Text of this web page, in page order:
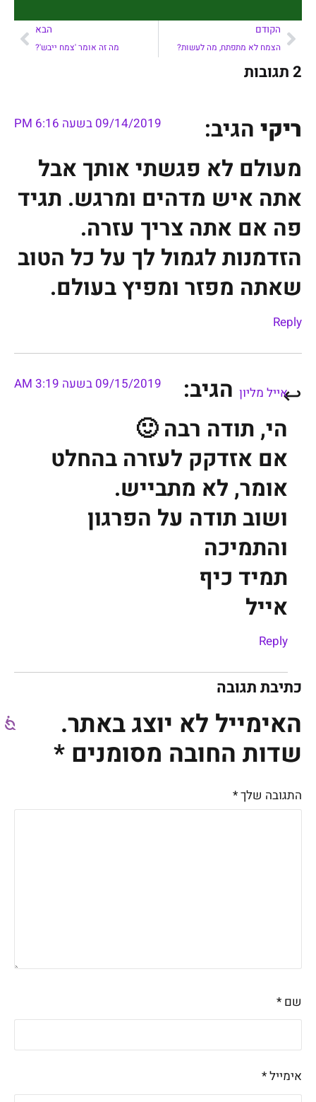
הקודם
הצמח לא מתפתח, מה לעשות?
הבא
מה זה אומר 'צמח ייבש'?
2 תגובות
ריקי הגיב: 09/14/2019 בשעה 6:16 PM
מעולם לא פגשתי אותך אבל
אתה איש מדהים ומרגש. תגיד
פה אם אתה צריך עזרה.
הזדמנות לגמול לך על כל הטוב
שאתה מפזר ומפיץ בעולם.
Reply
אייל מליון הגיב: 09/15/2019 בשעה 3:19 AM
הי, תודה רבה 🙂
אם אזדקק לעזרה בהחלט
אומר, לא מתבייש.
ושוב תודה על הפרגון
והתמיכה
תמיד כיף
אייל
Reply
כתיבת תגובה
האימייל לא יוצג באתר.
שדות החובה מסומנים *
התגובה שלך*
שם *
אימייל*